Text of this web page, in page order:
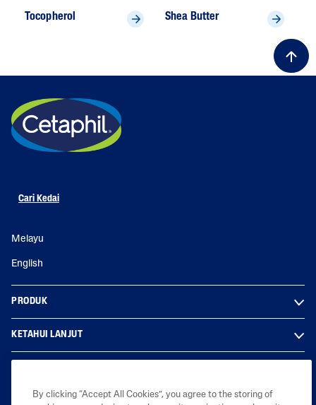
Tocopherol Shea Butter
Cari Kedai
Melayu
English
PRODUK
KETAHUI LANJUT
By clicking “Accept All Cookies”, you agree to the storing of